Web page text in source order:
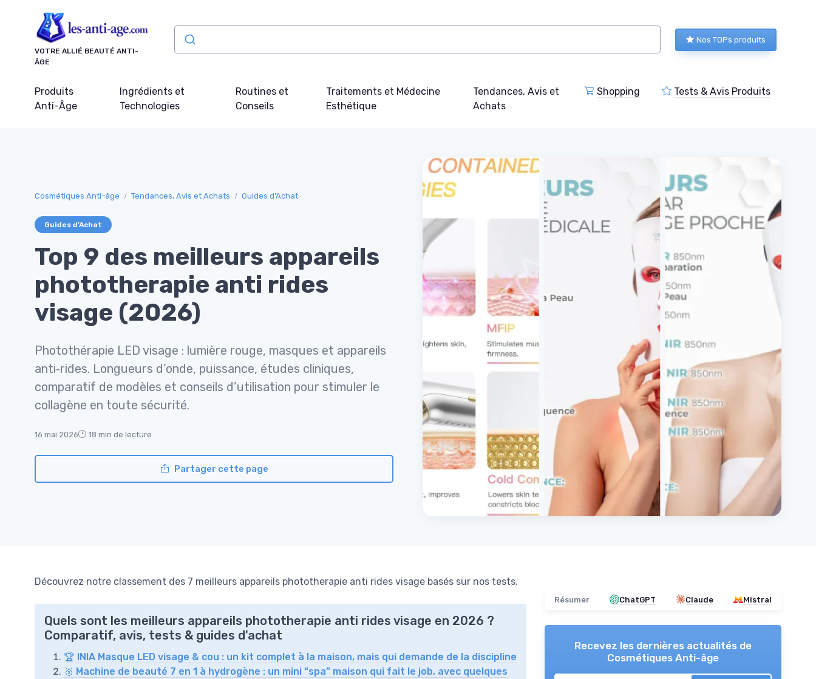
VOTRE ALLIÉ BEAUTÉ ANTI-
ÂGE
Nos TOPs produits
Produits
Anti-Âge
Ingrédients et
Technologies
Routines et
Conseils
Traitements et Médecine
Esthétique
Tendances, Avis et
Achats
Shopping Tests & Avis Produits
Cosmétiques Anti-âge Tendances, Avis et Achats Guides d'Achat
Guides d'Achat
Top 9 des meilleurs appareils
phototherapie anti rides
visage (2026)
Photothérapie LED visage : lumière rouge, masques et appareils
anti‑rides. Longueurs d’onde, puissance, études cliniques,
comparatif de modèles et conseils d’utilisation pour stimuler le
collagène en toute sécurité.
16 mai 2026 18 min de lecture
Partager cette page
Découvrez notre classement des 7 meilleurs appareils phototherapie anti rides visage basés sur nos tests.
Quels sont les meilleurs appareils phototherapie anti rides visage en 2026 ?
Comparatif, avis, tests & guides d'achat
🏆 INIA Masque LED visage & cou : un kit complet à la maison, mais qui demande de la discipline
🥈 Machine de beauté 7 en 1 à hydrogène : un mini “spa” maison qui fait le job, avec quelques
Résumer ChatGPT Claude Mistral
Recevez les dernières actualités de
Cosmétiques Anti-âge